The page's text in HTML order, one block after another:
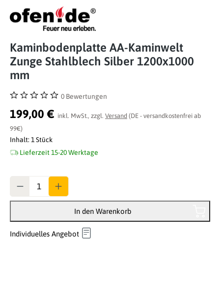
Kaminbodenplatte AA-Kaminwelt
Zunge Stahlblech Silber 1200x1000
mm
Durchschnittliche Bewertung von 0 von 5 Sternen
0 Bewertungen
199,00 € inkl. MwSt., zzgl. Versand (DE - versandkostenfrei ab
99€)
Inhalt: 1 Stück
Lieferzeit 15-20 Werktage
In den Warenkorb
Individuelles Angebot